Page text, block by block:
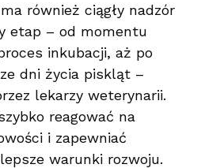
również ciągły nadzór
etap – od momentu
inkubacji, aż po
dni życia piskląt –
lekarzy weterynarii.
reagować na
i zapewniać
warunki rozwoju.